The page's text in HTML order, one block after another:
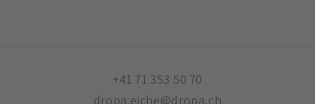
+41 71 353 50 70
dropa.eiche@dropa.ch